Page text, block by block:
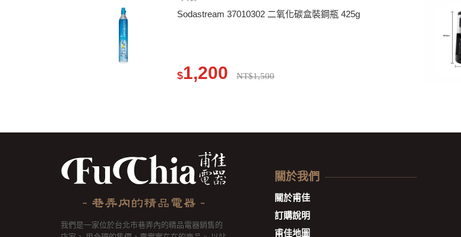
Sodastream 37010302 二氧化碳盒裝鋼瓶 425g
$1,200 NT$1,500
我們是一家位於台北市巷弄內的精品電器銷售的
關於我們
關於甫佳
訂購說明
甫佳地圖